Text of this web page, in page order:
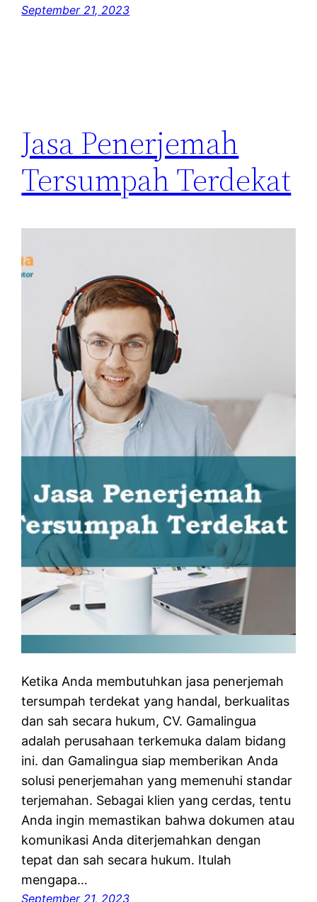
September 21, 2023
Jasa Penerjemah
Tersumpah Terdekat
Ketika Anda membutuhkan jasa penerjemah
tersumpah terdekat yang handal, berkualitas
dan sah secara hukum, CV. Gamalingua
adalah perusahaan terkemuka dalam bidang
ini. dan Gamalingua siap memberikan Anda
solusi penerjemahan yang memenuhi standar
terjemahan. Sebagai klien yang cerdas, tentu
Anda ingin memastikan bahwa dokumen atau
komunikasi Anda diterjemahkan dengan
tepat dan sah secara hukum. Itulah
mengapa…
September 21, 2023